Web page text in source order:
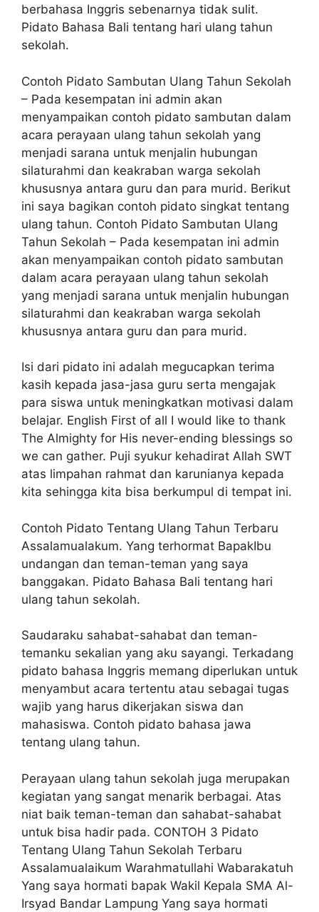
berbahasa Inggris sebenarnya tidak sulit.
Pidato Bahasa Bali tentang hari ulang tahun
sekolah.
Contoh Pidato Sambutan Ulang Tahun Sekolah
– Pada kesempatan ini admin akan
menyampaikan contoh pidato sambutan dalam
acara perayaan ulang tahun sekolah yang
menjadi sarana untuk menjalin hubungan
silaturahmi dan keakraban warga sekolah
khususnya antara guru dan para murid. Berikut
ini saya bagikan contoh pidato singkat tentang
ulang tahun. Contoh Pidato Sambutan Ulang
Tahun Sekolah – Pada kesempatan ini admin
akan menyampaikan contoh pidato sambutan
dalam acara perayaan ulang tahun sekolah
yang menjadi sarana untuk menjalin hubungan
silaturahmi dan keakraban warga sekolah
khususnya antara guru dan para murid.
Isi dari pidato ini adalah megucapkan terima
kasih kepada jasa-jasa guru serta mengajak
para siswa untuk meningkatkan motivasi dalam
belajar. English First of all I would like to thank
The Almighty for His never-ending blessings so
we can gather. Puji syukur kehadirat Allah SWT
atas limpahan rahmat dan karunianya kepada
kita sehingga kita bisa berkumpul di tempat ini.
Contoh Pidato Tentang Ulang Tahun Terbaru
Assalamualakum. Yang terhormat BapakIbu
undangan dan teman-teman yang saya
banggakan. Pidato Bahasa Bali tentang hari
ulang tahun sekolah.
Saudaraku sahabat-sahabat dan teman-
temanku sekalian yang aku sayangi. Terkadang
pidato bahasa Inggris memang diperlukan untuk
menyambut acara tertentu atau sebagai tugas
wajib yang harus dikerjakan siswa dan
mahasiswa. Contoh pidato bahasa jawa
tentang ulang tahun.
Perayaan ulang tahun sekolah juga merupakan
kegiatan yang sangat menarik berbagai. Atas
niat baik teman-teman dan sahabat-sahabat
untuk bisa hadir pada. CONTOH 3 Pidato
Tentang Ulang Tahun Sekolah Terbaru
Assalamualaikum Warahmatullahi Wabarakatuh
Yang saya hormati bapak Wakil Kepala SMA Al-
Irsyad Bandar Lampung Yang saya hormati